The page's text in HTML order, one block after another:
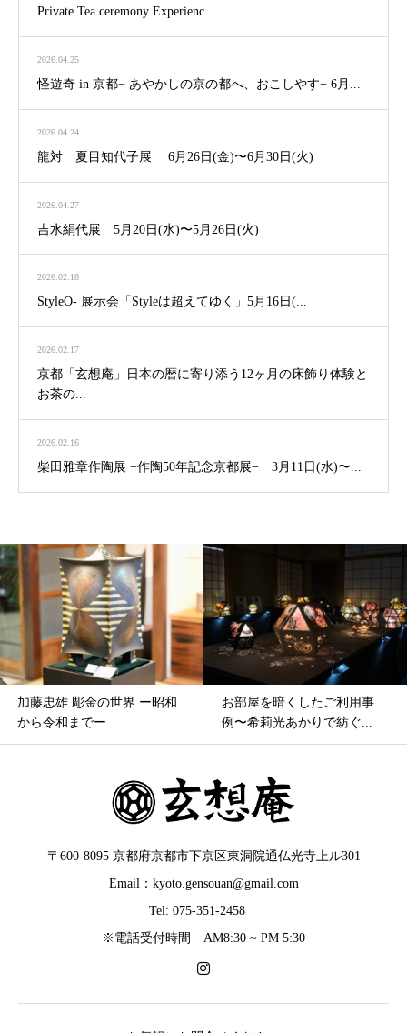
Private Tea ceremony Experienc...
2026.04.25
怪遊奇 in 京都− あやかしの京の都へ、おこしやす− 6月...
2026.04.24
龍対 夏目知代子展 6月26日(金)〜6月30日(火)
2026.04.27
吉水絹代展 5月20日(水)〜5月26日(火)
2026.02.18
StyleO- 展示会「Styleは超えてゆく」5月16日(...
2026.02.17
京都「玄想庵」日本の暦に寄り添う12ヶ月の床飾り体験と
お茶の...
2026.02.16
柴田雅章作陶展 −作陶50年記念京都展− 3月11日(水)〜...
加藤忠雄 彫金の世界 ー昭和
から令和までー
お部屋を暗くしたご利用事
例〜希莉光あかりで紡ぐ...
〒600-8095 京都府京都市下京区東洞院通仏光寺上ル301
Email：kyoto.gensouan@gmail.com
Tel: 075-351-2458
※電話受付時間 AM8:30 ~ PM 5:30